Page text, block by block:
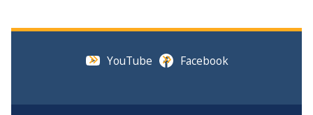
YouTube Facebook